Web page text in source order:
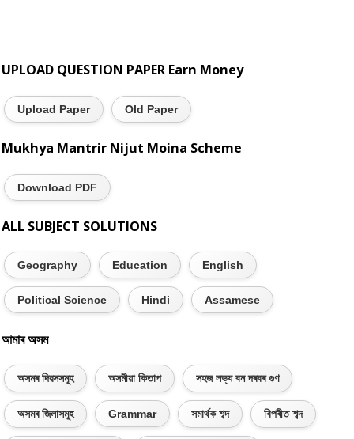
UPLOAD QUESTION PAPER Earn Money
Upload Paper Old Paper
Mukhya Mantrir Nijut Moina Scheme
Download PDF
ALL SUBJECT SOLUTIONS
Geography Education English
Political Science Hindi Assamese
আমাৰ অসম
অসমৰ দিৱসসমূহ অসমীয়া কিতাপ সহজ লভ্য বন দৰবৰ গুণ
অসমৰ জিলাসমূহ Grammar সমাৰ্থক শব্দ বিপৰীত শব্দ